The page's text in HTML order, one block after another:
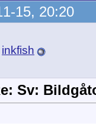
15, 20:20
inkfish
Sv: